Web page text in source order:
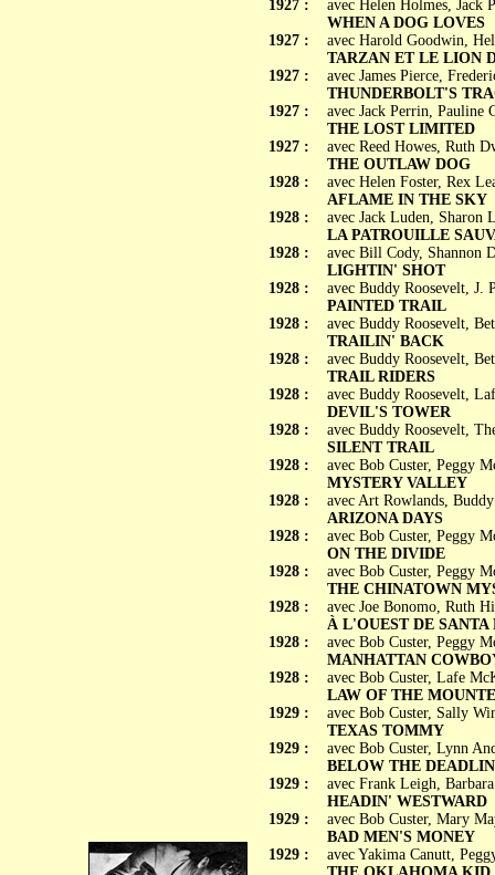
1927 :
1927 :
1927 :
1927 :
1927 :
1928 :
1928 :
1928 :
1928 :
1928 :
1928 :
1928 :
1928 :
1928 :
1928 :
1928 :
1928 :
1928 :
1928 :
1928 :
1929 :
1929 :
1929 :
1929 :
1929 :
avec Helen Holmes,
WHEN A DOG LOVES
avec Harold Goodwin,
TARZAN ET LE LION
avec James Pierce,
THUNDERBOLT'S
avec Jack Perrin, Pauline
THE LOST LIMITED
avec Reed Howes, Ruth
THE OUTLAW DOG
avec Helen Foster, Rex
AFLAME IN THE SKY
avec Jack Luden,
LA PATROUILLE
avec Bill Cody, Shannon
LIGHTIN' SHOT
avec Buddy Roosevelt, J.
PAINTED TRAIL
avec Buddy Roosevelt,
TRAILIN' BACK
avec Buddy Roosevelt,
TRAIL RIDERS
avec Buddy Roosevelt,
DEVIL'S TOWER
avec Buddy Roosevelt,
SILENT TRAIL
avec Bob Custer, Peggy
MYSTERY VALLEY
avec Art Rowlands,
ARIZONA DAYS
avec Bob Custer, Peggy
ON THE DIVIDE
avec Bob Custer, Peggy
THE CHINATOWN
avec Joe Bonomo, Ruth
À L'OUEST DE SANTA
avec Bob Custer, Peggy
MANHATTAN
avec Bob Custer, Lafe
LAW OF THE
avec Bob Custer, Sally
TEXAS TOMMY
avec Bob Custer, Lynn
BELOW THE
avec Frank Leigh,
HEADIN' WESTWARD
avec Bob Custer, Mary
BAD MEN'S MONEY
avec Yakima Canutt,